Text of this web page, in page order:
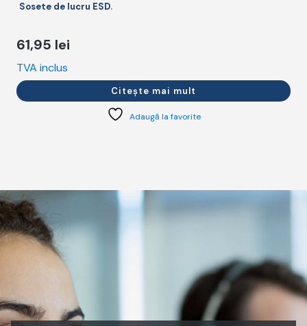
Sosete de lucru ESD.
61,95 lei
TVA inclus
Citește mai mult
Adaugă la favorite